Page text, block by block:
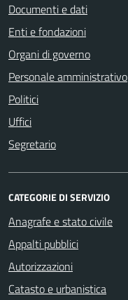
Documenti e dati
Enti e fondazioni
Organi di governo
Personale amministrativo
Politici
Uffici
Segretario
CATEGORIE DI SERVIZIO
Anagrafe e stato civile
Appalti pubblici
Autorizzazioni
Catasto e urbanistica